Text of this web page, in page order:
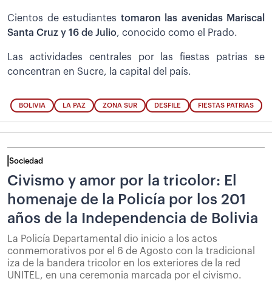
Cientos de estudiantes tomaron las avenidas Mariscal
Santa Cruz y 16 de Julio, conocido como el Prado.
Las actividades centrales por las fiestas patrias se
concentran en Sucre, la capital del país.
BOLIVIA LA PAZ ZONA SUR DESFILE FIESTAS PATRIAS
Sociedad
Civismo y amor por la tricolor: El
homenaje de la Policía por los 201
años de la Independencia de Bolivia
La Policía Departamental dio inicio a los actos
conmemorativos por el 6 de Agosto con la tradicional
iza de la bandera tricolor en los exteriores de la red
UNITEL, en una ceremonia marcada por el civismo.